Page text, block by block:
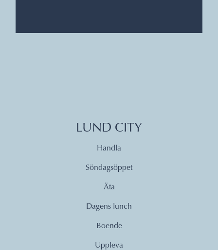
LUND CITY
Handla
Söndagsöppet
Äta
Dagens lunch
Boende
Uppleva